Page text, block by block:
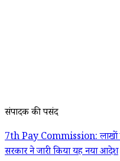
संपादक की पसंद
7th Pay Commission: लाखों
सरकार ने जारी किया यह नया आदेश